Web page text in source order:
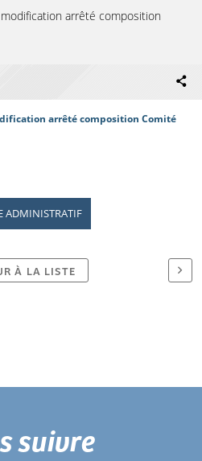
arrêté composition
arrêté composition Comité
ADMINISTRATIF
À LA LISTE
suivre